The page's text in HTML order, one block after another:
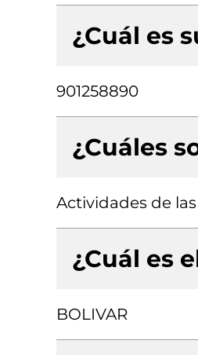
¿Cuál es
901258890
¿Cuáles
Actividades de
¿Cuál es
BOLIVAR